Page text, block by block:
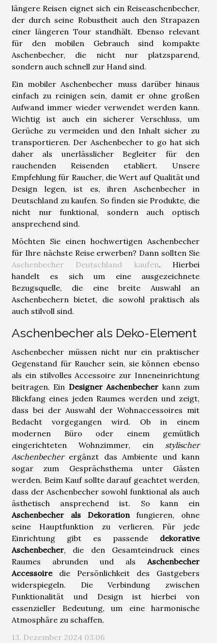
längere Reisen eignet sich ein Reiseaschenbecher,
der durch seine Robustheit auch den Strapazen
einer längeren Tour standhält. Ebenso relevant
für den mobilen Gebrauch sind kompakte
Aschenbecher, die nicht nur platzsparend,
sondern auch schnell zur Hand sind.
Ein mobiler Aschenbecher muss darüber hinaus
einfach zu reinigen sein, damit er ohne großen
Aufwand immer wieder verwendet werden kann.
Wichtig ist auch ein sicherer Verschluss, um
Gerüche zu vermeiden und den Inhalt sicher zu
transportieren. Der Aschenbecher to go hat sich
daher als unerlässlicher Begleiter für den
rauchenden Reisenden etabliert. Unsere
Empfehlung für Raucher, die Wert auf Qualität und
Design legen, ist es, ihren Aschenbecher in
Deutschland zu kaufen. So finden sie Produkte, die
nicht nur funktional, sondern auch optisch
ansprechend sind.
Möchten Sie einen hochwertigen Aschenbecher
für Ihre nächste Reise erwerben? Dann sollten Sie
Aschenbecher Deutschland kaufen. Hierbei
handelt es sich um eine ausgezeichnete
Bezugsquelle, die eine breite Auswahl an
Aschenbechern bietet, die sowohl praktisch als
auch stilvoll sind.
Aschenbecher als Deko-Element
Aschenbecher müssen nicht nur ein praktischer
Gegenstand für Raucher sein, sie können ebenso
als ein stilvolles Accessoire zur Inneneinrichtung
beitragen. Ein Designer Aschenbecher kann zum
Blickfang eines jeden Raumes werden und zeigt,
dass bei der Auswahl der Wohnaccessoires mit
Bedacht vorgegangen wird. Ob in einem
modernen Büro oder einem gemütlich
eingerichteten Wohnzimmer, ein stylischer
Aschenbecherergänzt das Ambiente und kann
sogar zum Gesprächsthema unter Gästen
werden. Beim Kauf sollte darauf geachtet werden,
dass der Aschenbecher sowohl funktional als auch
ästhetisch ansprechend ist. So kann ein
Aschenbecher als Dekorationfungieren, ohne
seine Hauptfunktion zu verlieren. Für jede
Einrichtung gibt es passende dekorative
Aschenbecher, die den Gesamteindruck eines
Raumes abrunden und als Aschenbecher
Accessoiredie Persönlichkeit des Gastgebers
widerspiegeln. Die Verbindung zwischen
Funktionalität und Design ist hierbei von
essenzieller Bedeutung, um eine harmonische
Atmosphäre zu schaffen.
13. Dezember 2024 03:06